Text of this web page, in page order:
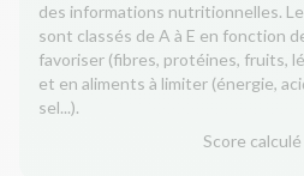
des informations nutritionnelles.
sont classés de A à E en fonction
favoriser (fibres, protéines, fruits,
et en aliments à limiter (énergie,
sel...).
Score